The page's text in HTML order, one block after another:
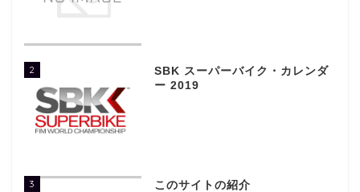
2
SBK スーパーバイク・カレンダ
ー 2019
3 このサイトの紹介